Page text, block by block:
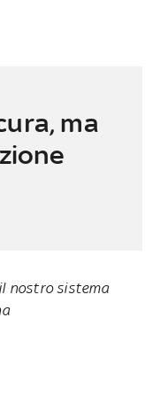
ma
nostro sistema